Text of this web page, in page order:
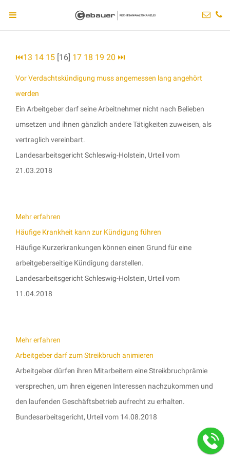
⏮13 14 15 [16] 17 18 19 20 ⏭
Vor Verdachtskündigung muss angemessen lang angehört
werden
Ein Arbeitgeber darf seine Arbeitnehmer nicht nach Belieben
umsetzen und ihnen gänzlich andere Tätigkeiten zuweisen, als
vertraglich vereinbart.
Landesarbeitsgericht Schleswig-Holstein, Urteil vom
21.03.2018
Mehr erfahren
Häufige Krankheit kann zur Kündigung führen
Häufige Kurzerkrankungen können einen Grund für eine
arbeitgeberseitige Kündigung darstellen.
Landesarbeitsgericht Schleswig-Holstein, Urteil vom
11.04.2018
Mehr erfahren
Arbeitgeber darf zum Streikbruch animieren
Arbeitgeber dürfen ihren Mitarbeitern eine Streikbruchprämie
versprechen, um ihren eigenen Interessen nachzukommen und
den laufenden Geschäftsbetrieb aufrecht zu erhalten.
Bundesarbeitsgericht, Urteil vom 14.08.2018